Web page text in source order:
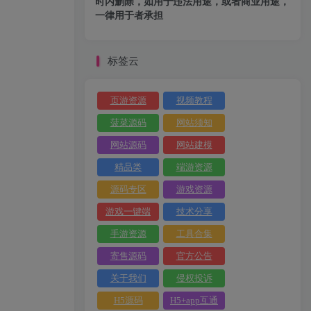
一律用于者承担
标签云
页游资源 视频教程
菠菜源码 网站须知
网站源码 网站建模
精品类 端游资源
源码专区 游戏资源
游戏一键端 技术分享
手游资源 工具合集
寄售源码 官方公告
关于我们 侵权投诉
H5源码 H5+app互通